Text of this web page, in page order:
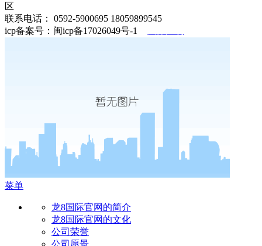
区
联系电话： 0592-5900695 18059899545
icp备案号：闽icp备17026049号-1
菜单
龙8国际官网的简介
龙8国际官网的文化
公司荣誉
公司愿景